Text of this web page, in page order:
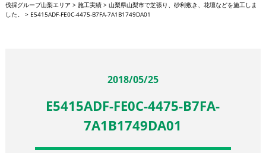
伐採グループ山梨エリア > 施工実績> 山梨県山梨市で芝張り、砂利敷き、花壇などを施工しま
した。
> E5415ADF-FE0C-4475-B7FA-7A1B1749DA01
2018/05/25
E5415ADF-FE0C-4475-B7FA-
7A1B1749DA01